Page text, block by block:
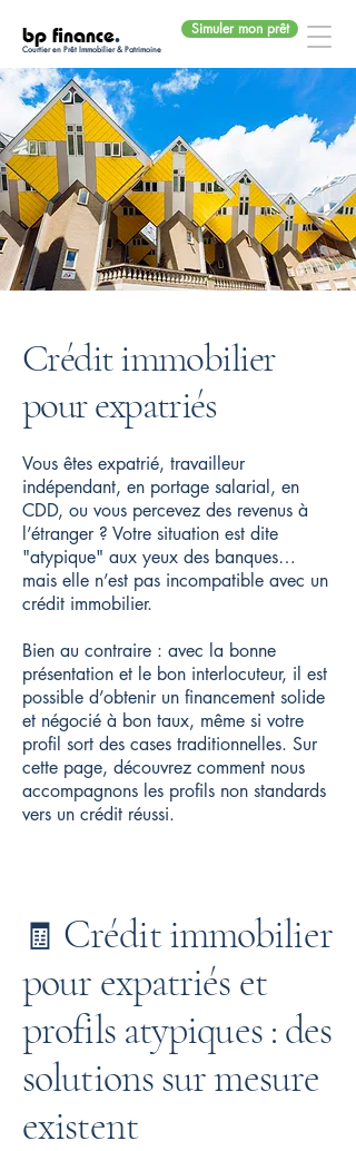
bp finance.
Courtier en Prêt Immobilier & Patrimoine
Simuler mon prêt
Crédit immobilier
pour expatriés
Vous êtes expatrié, travailleur
indépendant, en portage salarial, en
CDD, ou vous percevez des revenus à
l’étranger ? Votre situation est dite
"atypique" aux yeux des banques…
mais elle n’est pas incompatible avec un
crédit immobilier.
Bien au contraire : avec la bonne
présentation et le bon interlocuteur, il est
possible d’obtenir un financement solide
et négocié à bon taux, même si votre
profil sort des cases traditionnelles. Sur
cette page, découvrez comment nous
accompagnons les profils non standards
vers un crédit réussi.
🧾 Crédit immobilier
pour expatriés et
profils atypiques : des
solutions sur mesure
existent